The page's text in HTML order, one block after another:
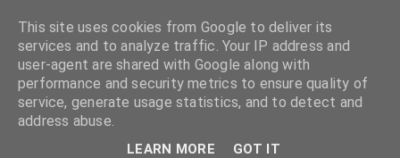
Súgópéldány
This site uses cookies from Google to deliver its
services and to analyze traffic. Your IP address and
user-agent are shared with Google along with
performance and security metrics to ensure quality of
service, generate usage statistics, and to detect and
address abuse.
LEARN MORE GOT IT